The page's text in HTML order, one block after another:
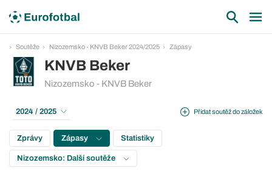
Soutěže Nizozemsko - KNVB Beker 2024/2025 Zápasy
KNVB Beker
Nizozemsko - KNVB Beker
Přidat soutěž do záložek
2024 / 2025
Zprávy Zápasy Statistiky
Nizozemsko: Další soutěže